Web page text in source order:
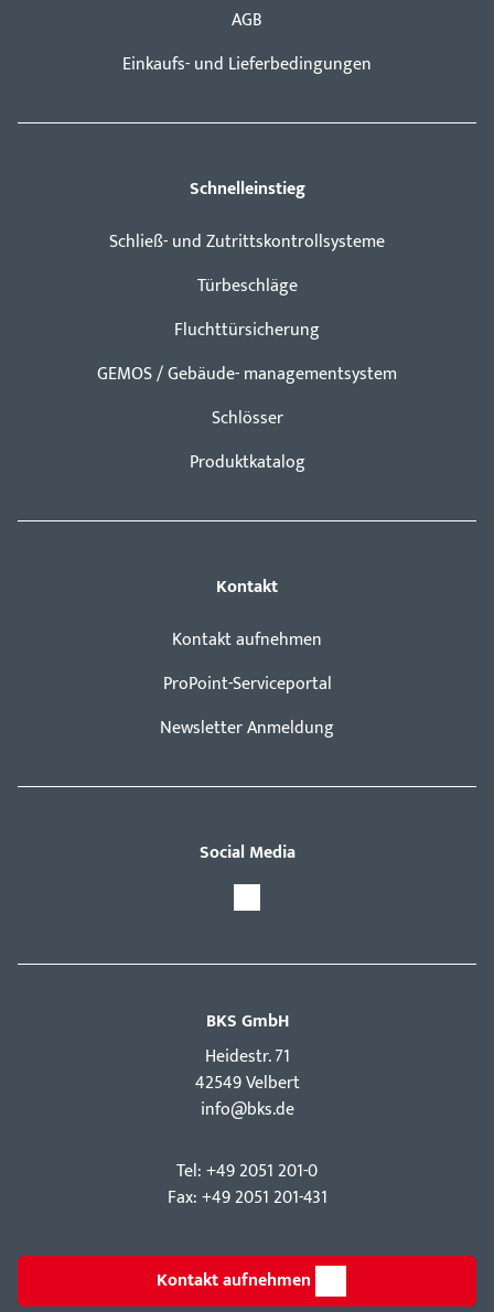
AGB
Einkaufs- und Lieferbedingungen
Schnelleinstieg
Schließ- und Zutrittskontrollsysteme
Türbeschläge
Fluchttürsicherung
GEMOS / Gebäude- managementsystem
Schlösser
Produktkatalog
Kontakt
Kontakt aufnehmen
ProPoint-Serviceportal
Newsletter Anmeldung
Social Media
BKS GmbH
Hei­destr. 71
42549 Velbert
info@bks.de
Tel: +49 2051 201-0
Fax: +49 2051 201-431
Kontakt aufnehmen